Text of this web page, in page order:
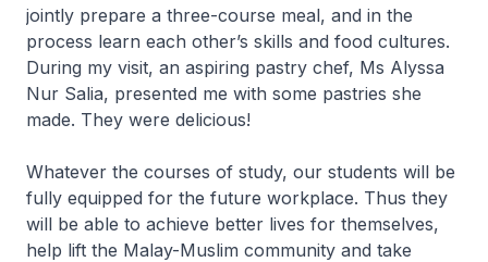
jointly prepare a three-course meal, and in the
process learn each other’s skills and food cultures.
During my visit, an aspiring pastry chef, Ms Alyssa
Nur Salia, presented me with some pastries she
made. They were delicious!
Whatever the courses of study, our students will be
fully equipped for the future workplace. Thus they
will be able to achieve better lives for themselves,
help lift the Malay-Muslim community and take